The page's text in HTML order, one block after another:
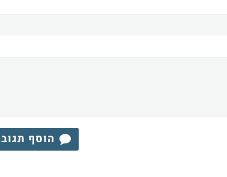
הוסף